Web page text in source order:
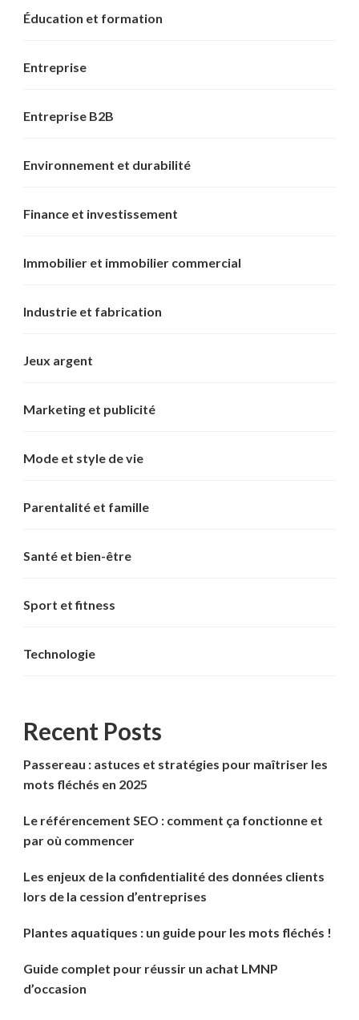
Éducation et formation
Entreprise
Entreprise B2B
Environnement et durabilité
Finance et investissement
Immobilier et immobilier commercial
Industrie et fabrication
Jeux argent
Marketing et publicité
Mode et style de vie
Parentalité et famille
Santé et bien-être
Sport et fitness
Technologie
Recent Posts
Passereau : astuces et stratégies pour maîtriser les
mots fléchés en 2025
Le référencement SEO : comment ça fonctionne et
par où commencer
Les enjeux de la confidentialité des données clients
lors de la cession d’entreprises
Plantes aquatiques : un guide pour les mots fléchés !
Guide complet pour réussir un achat LMNP
d’occasion